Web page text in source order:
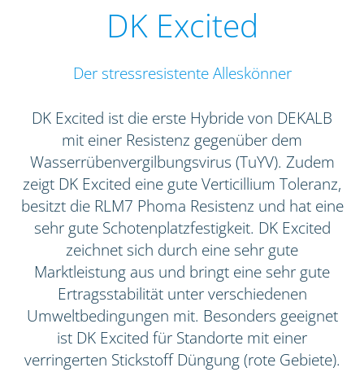
DK Excited
Der stressresistente Alleskönner
DK Excited ist die erste Hybride von DEKALB
mit einer Resistenz gegenüber dem
Wasserrübenvergilbungsvirus (TuYV). Zudem
zeigt DK Excited eine gute Verticillium Toleranz,
besitzt die RLM7 Phoma Resistenz und hat eine
sehr gute Schotenplatzfestigkeit. DK Excited
zeichnet sich durch eine sehr gute
Marktleistung aus und bringt eine sehr gute
Ertragsstabilität unter verschiedenen
Umweltbedingungen mit. Besonders geeignet
ist DK Excited für Standorte mit einer
verringerten Stickstoff Düngung (rote Gebiete).